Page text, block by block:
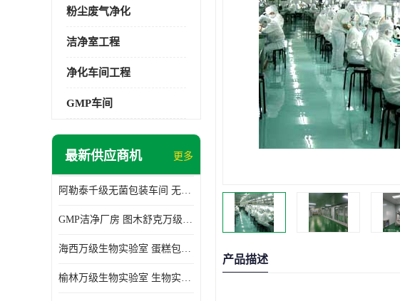
粉尘废气净化
洁净室工程
净化车间工程
GMP车间
最新供应商机 更多
阿勒泰千级无菌包装车间 无尘车间 欢迎选购
GMP洁净厂房 图木舒克万级GMP洁净厂房价格
海西万级生物实验室 蛋糕包装间 为环保助力
榆林万级生物实验室 生物实验室 欢迎选购
产品描述